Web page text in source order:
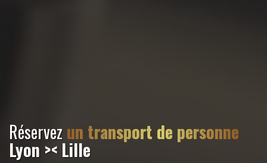
Réservezun transport de personne
Lyon >< Lille